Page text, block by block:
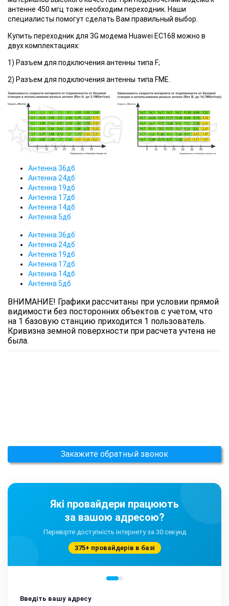
антенне 450 мгц тоже необходим переходник. Наши
специалисты помогут сделать Вам правильный выбор.
Купить переходник для 3G модема Huawei EC168 можно в
двух комплектациях:
1) Разъем для подключения антенны типа F;
2) Разъем для подключения антенны типа FME.
Антенна 36дб
Антенна 24дб
Антенна 19дб
Антенна 17дб
Антенна 14дб
Антенна 5дб
Антенна 36дб
Антенна 24дб
Антенна 19дб
Антенна 17дб
Антенна 14дб
Антенна 5дб
ВНИМАНИЕ! Графики рассчитаны при условии прямой
видимости без посторонних объектов с учетом, что
на 1 базовую станцию приходится 1 пользователь.
Кривизна земной поверхности при расчета учтена не
была.
Закажите обратный звонок
Які провайдери працюють
за вашою адресою?
Перевірте доступність інтернету за 30 секунд
375+ провайдерів в базі
Введіть вашу адресу